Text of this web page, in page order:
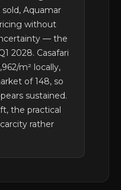
Aquamar
without
— the
2028. Casafari
m² locally,
of 148, so
sustained.
the practical
rather